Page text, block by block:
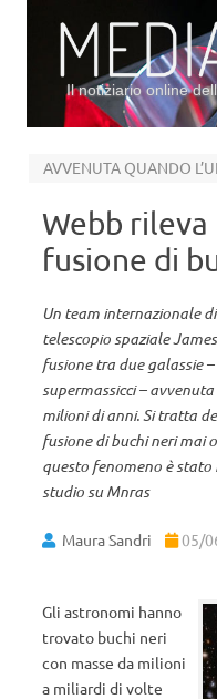
Il notiziario online
Webb
fusione di
Un team internazionale
telescopio spaziale
fusione tra due galassie
supermassicci –
milioni di anni. Si tratta
fusione di buchi neri mai
questo fenomeno è
studio su Mnras
Maura Sandri 05/
Gli astronomi hanno
trovato buchi neri
con masse da milioni
a miliardi di volte